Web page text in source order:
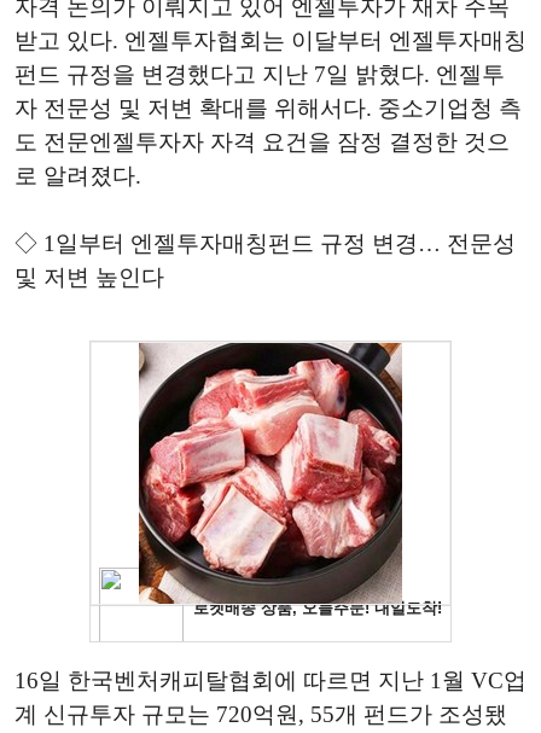
자격 논의가 이뤄지고 있어 엔젤투자가 재차 주목
받고 있다. 엔젤투자협회는 이달부터 엔젤투자매칭
펀드 규정을 변경했다고 지난 7일 밝혔다. 엔젤투
자 전문성 및 저변 확대를 위해서다. 중소기업청 측
도 전문엔젤투자자 자격 요건을 잠정 결정한 것으
로 알려졌다.
◇ 1일부터 엔젤투자매칭펀드 규정 변경… 전문성
및 저변 높인다
16일 한국벤처캐피탈협회에 따르면 지난 1월 VC업
계 신규투자 규모는 720억원, 55개 펀드가 조성됐